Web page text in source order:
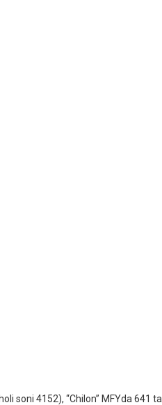
soni 4152), “Chilon” MFYda 641 ta